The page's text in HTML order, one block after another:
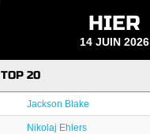
HIER
14 JUIN 2026
TOP 20
Jackson Blake
Nikolaj Ehlers